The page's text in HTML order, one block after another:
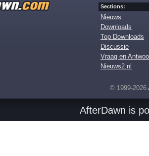
Sections:
Nieuws
Downloads
Top Downloads
Discussie
Vraag en
Nieuws2.nl
© 1999-2026
AfterDawn is